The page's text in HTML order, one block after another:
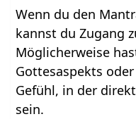
Wenn du den
kannst du Zugang
Möglicherweise
Gottesaspekts oder
Gefühl, in der
sein.